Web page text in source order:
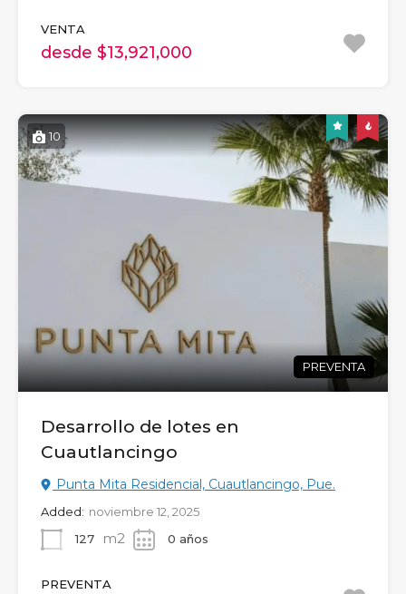
VENTA
desde $13,921,000
10
PREVENTA
Desarrollo de lotes en
Cuautlancingo
Punta Mita Residencial, Cuautlancingo, Pue.
Added: noviembre 12, 2025
127
m2 0 años
PREVENTA